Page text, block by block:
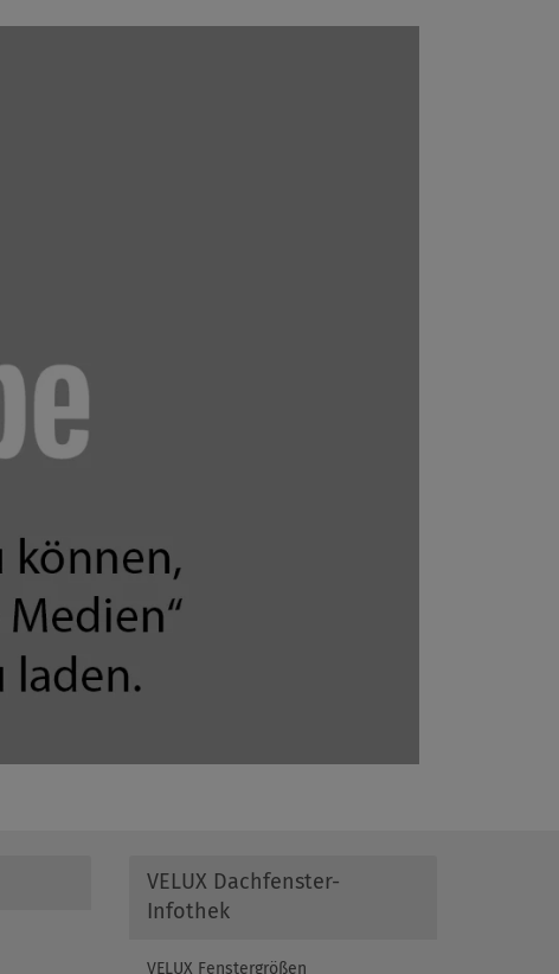
VELUX Dachfenster-
Infothek
VELUX Fenstergrößen